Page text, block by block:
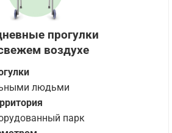
прогулки
воздухе
людьми
парк